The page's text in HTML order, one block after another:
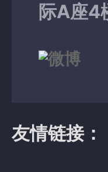
际A座4
友情链接：